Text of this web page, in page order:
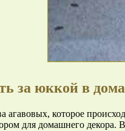
за юккой в
агавовых, которое
для домашнего декора.